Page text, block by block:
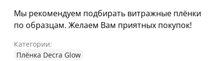
Мы рекомендуем подбирать витражные плёнки
по образцам. Желаем Вам приятных покупок!
Категории:
Плёнка Decra Glow